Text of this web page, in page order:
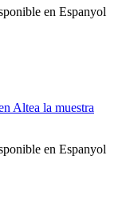
en Espanyol
Altea la muestra
en Espanyol